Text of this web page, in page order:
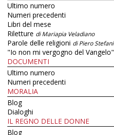
Ultimo numero
Numeri precedenti
Libri del mese
Riletture di Mariapia Veladiano
Parole delle religioni di Piero Stefani
"Io non mi vergogno del Vangelo"
DOCUMENTI
Ultimo numero
Numeri precedenti
MORALIA
Blog
Dialoghi
IL REGNO DELLE DONNE
Blog